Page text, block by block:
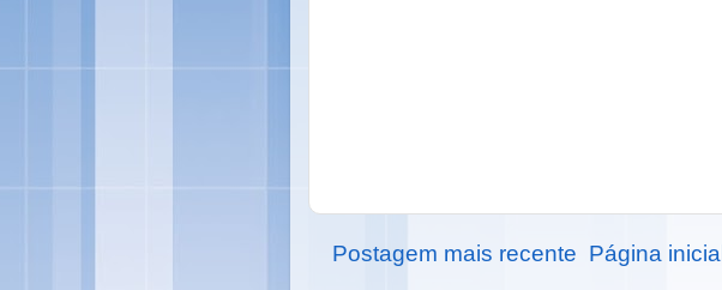
Postagem mais recente Página inicial